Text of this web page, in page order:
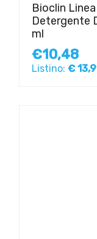
Bioclin
Detergente
ml
€10,48
Listino: €